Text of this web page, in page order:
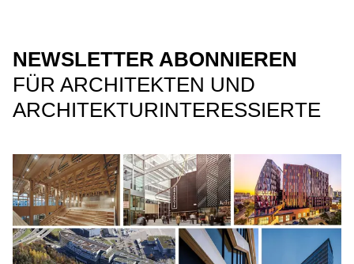
NEWSLETTER ABONNIEREN
FÜR ARCHITEKTEN UND
ARCHITEKTURINTERESSIERTE